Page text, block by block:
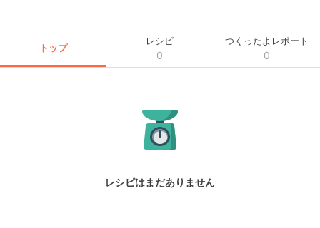
トップ
レシピ
0
つくったよレポート
0
レシピはまだありません